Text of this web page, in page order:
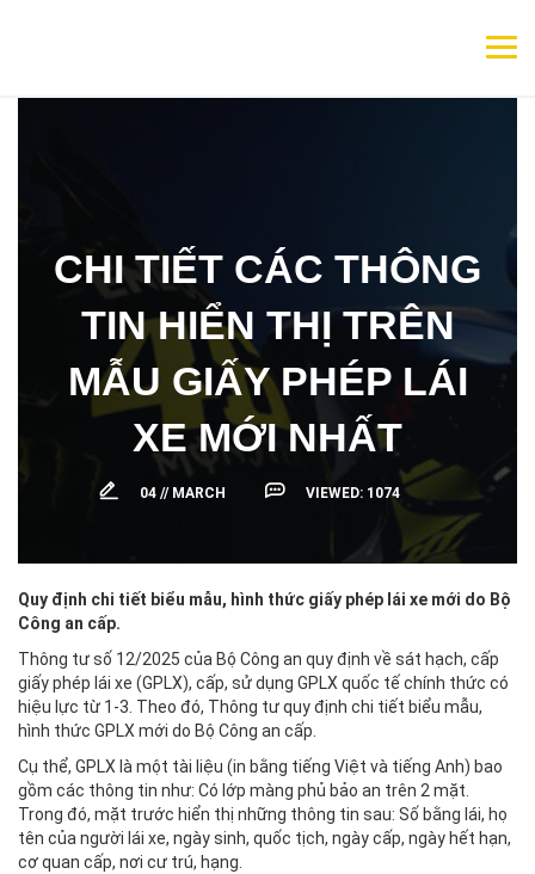
CHI TIẾT CÁC THÔNG
TIN HIỂN THỊ TRÊN
MẪU GIẤY PHÉP LÁI
XE MỚI NHẤT
04 //MARCH VIEWED: 1074
Quy định chi tiết biểu mẫu, hình thức giấy phép lái xe mới do Bộ
Công an cấp.
Thông tư số 12/2025 của Bộ Công an quy định về sát hạch, cấp
giấy phép lái xe (GPLX), cấp, sử dụng GPLX quốc tế chính thức có
hiệu lực từ 1-3. Theo đó, Thông tư quy định chi tiết biểu mẫu,
hình thức GPLX mới do Bộ Công an cấp.
Cụ thể, GPLX là một tài liệu (in bằng tiếng Việt và tiếng Anh) bao
gồm các thông tin như: Có lớp màng phủ bảo an trên 2 mặt.
Trong đó, mặt trước hiển thị những thông tin sau: Số bằng lái, họ
tên của người lái xe, ngày sinh, quốc tịch, ngày cấp, ngày hết hạn,
cơ quan cấp, nơi cư trú, hạng.